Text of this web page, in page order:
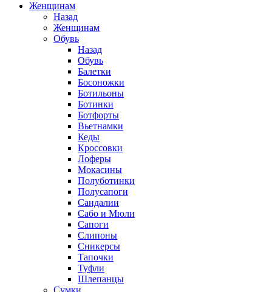
Женщинам
Назад
Женщинам
Обувь
Назад
Обувь
Балетки
Босоножки
Ботильоны
Ботинки
Ботфорты
Вьетнамки
Кеды
Кроссовки
Лоферы
Мокасины
Полуботинки
Полусапоги
Сандалии
Сабо и Мюли
Сапоги
Слипоны
Сникерсы
Тапочки
Туфли
Шлепанцы
Cумки